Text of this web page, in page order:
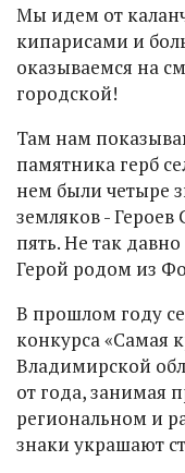
Мы идем от
кипарисами и
оказываемся на
городской!
Там нам
памятника герб
нем были четыре
земляков - Героев
пять. Не так
Герой родом из
В прошлом году
конкурса «Самая
Владимирской
от года, занимая
региональном и
знаки украшают